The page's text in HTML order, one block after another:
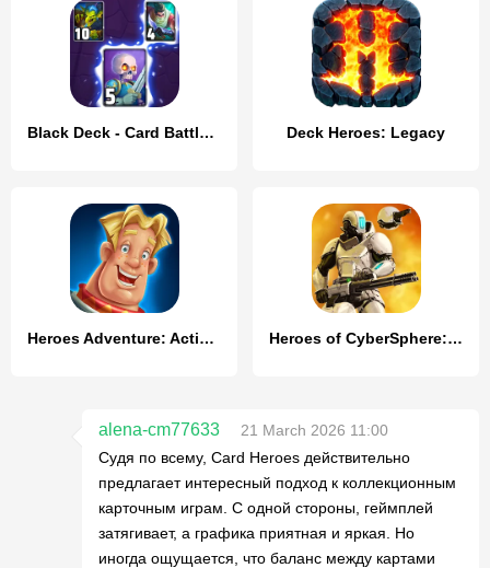
Black Deck - Card Battle CCG Deck Heroes: Legacy
Heroes Adventure: Action RPG Heroes of CyberSphere: Online
alena-cm77633
21 March 2026 11:00
Судя по всему, Card Heroes действительно
предлагает интересный подход к коллекционным
карточным играм. С одной стороны, геймплей
затягивает, а графика приятная и яркая. Но
иногда ощущается, что баланс между картами